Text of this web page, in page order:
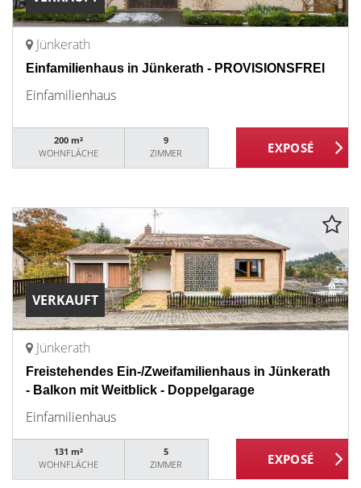
Jünkerath
Einfamilienhaus in Jünkerath - PROVISIONSFREI
Einfamilienhaus
200 m²
WOHNFLÄCHE
9
ZIMMER
VERKAUFT
Jünkerath
Freistehendes Ein-/Zweifamilienhaus in Jünkerath
- Balkon mit Weitblick - Doppelgarage
Einfamilienhaus
131 m²
WOHNFLÄCHE
5
ZIMMER